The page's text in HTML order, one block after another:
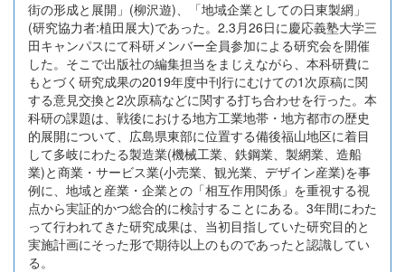
街の形成と展開」(柳沢遊)、「地域企業としての日東製網」
(研究協力者:植田展大)であった。2.3月26日に慶応義塾大学三
田キャンパスにて科研メンバー全員参加による研究会を開催
した。そこで出版社の編集担当をまじえながら、本科研費に
もとづく研究成果の2019年度中刊行にむけての1次原稿に関
する意見交換と2次原稿などに関する打ち合わせを行った。本
科研の課題は、戦後における地方工業地帯・地方都市の歴史
的展開について、広島県東部に位置する備後福山地区に着目
して多岐にわたる製造業(機械工業、鉄鋼業、製網業、造船
業)と商業・サービス業(小売業、観光業、デザイン産業)を事
例に、地域と産業・企業との「相互作用関係」を重視する視
点から実証的かつ総合的に検討することにある。3年間にわた
って行われてきた研究成果は、当初目指していた研究目的と
実施計画にそった形で期待以上のものであったと認識してい
る。